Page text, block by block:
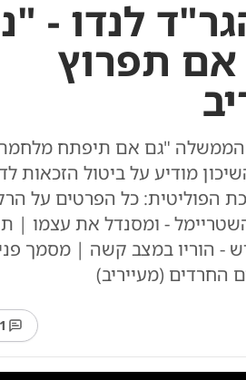
לנדו -
תפרוץ
הממשלה "גם אם תיפתח
מודיע על ביטול הזכאות
הפוליטית: כל הפרטים על
- ומסנדל את עצמו |
- הוריו במצב קשה | מסמך
החרדים (מעייריב)